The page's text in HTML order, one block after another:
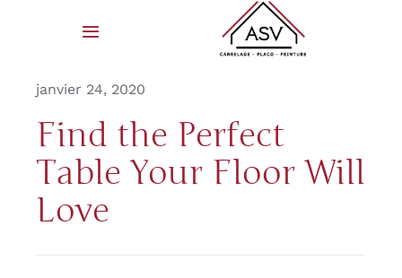
Toggle
ASV Carrelage
janvier 24, 2020
Find the Perfect
Table Your Floor Will
Love